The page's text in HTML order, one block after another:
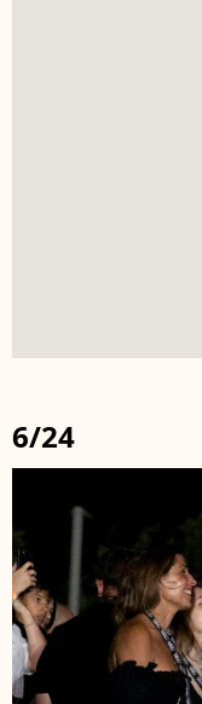
6/24